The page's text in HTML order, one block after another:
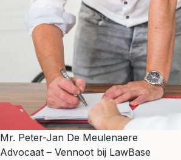
Mr. Peter-Jan De Meulenaere
Advocaat – Vennoot bij LawBase